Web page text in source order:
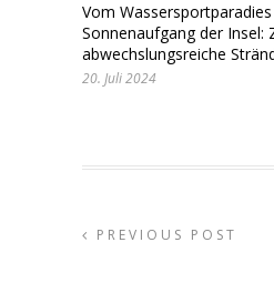
Vom
Sonnenaufgang der Insel:
abwechslungsreiche
20. Juli 2024
PREVIOUS POST